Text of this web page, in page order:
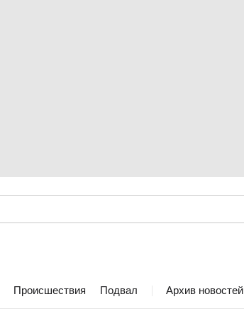
Происшествия Подвал Архив новостей